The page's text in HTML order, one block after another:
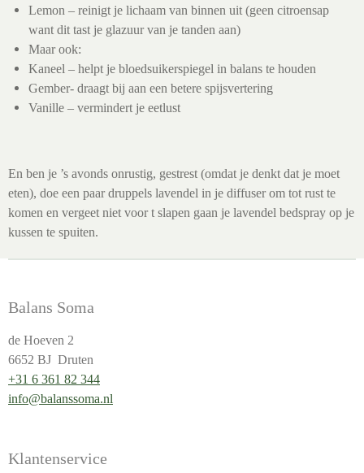
Lemon – reinigt je lichaam van binnen uit (geen citroensap
want dit tast je glazuur van je tanden aan)
Maar ook:
Kaneel – helpt je bloedsuikerspiegel in balans te houden
Gember- draagt bij aan een betere spijsvertering
Vanille – vermindert je eetlust
En ben je ’s avonds onrustig, gestrest (omdat je denkt dat je moet
eten), doe een paar druppels lavendel in je diffuser om tot rust te
komen en vergeet niet voor t slapen gaan je lavendel bedspray op je
kussen te spuiten.
Balans Soma
de Hoeven 2
6652 BJ Druten
+31 6 361 82 344
info@balanssoma.nl
Klantenservice